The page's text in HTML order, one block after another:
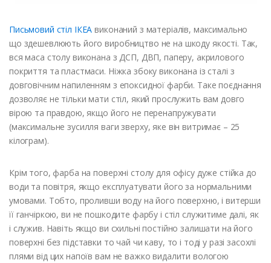
Письмовий стіл ІКЕА виконаний з матеріалів, максимально
що здешевлюють його виробництво не на шкоду якості. Так,
вся маса столу виконана з ДСП, ДВП, паперу, акрилового
покриття та пластмаси. Ніжка збоку виконана із сталі з
довговічним напиленням з епоксидної фарби. Таке поєднання
дозволяє не тільки мати стіл, який прослужить вам довго
вірою та правдою, якщо його не перенапружувати
(максимальне зусилля ваги зверху, яке він витримає – 25
кілограм).
Крім того, фарба на поверхні столу для офісу дуже стійка до
води та повітря, якщо експлуатувати його за нормальними
умовами. Тобто, проливши воду на його поверхню, і витерши
її ганчіркою, ви не пошкодите фарбу і стіл служитиме далі, як
і служив. Навіть якщо ви схильні постійно залишати на його
поверхні без підставки то чай чи каву, то і тоді у разі засохлі
плями від цих напоїв вам не важко видалити вологою